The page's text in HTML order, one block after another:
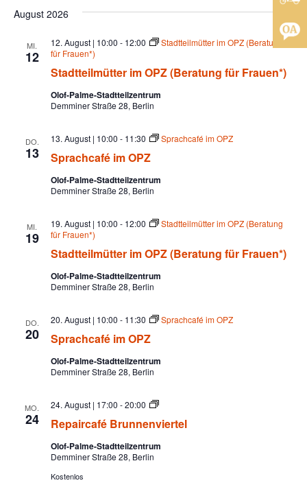
e
a
August 2026
MI.
12
Stadtteilmütter im OPZ (Beratung für Frauen*)
12. August | 10:00 - 12:00
Stadtteilmütter im OPZ (Beratung
für Frauen*)
Olof-Palme-Stadtteilzentrum
Demminer Straße 28, Berlin
DO.
13 Sprachcafé im OPZ
13. August | 10:00 - 11:30 Sprachcafé im OPZ
Olof-Palme-Stadtteilzentrum
Demminer Straße 28, Berlin
MI.
19
Stadtteilmütter im OPZ (Beratung für Frauen*)
19. August | 10:00 - 12:00
Stadtteilmütter im OPZ (Beratung
für Frauen*)
Olof-Palme-Stadtteilzentrum
Demminer Straße 28, Berlin
DO.
20 Sprachcafé im OPZ
20. August | 10:00 - 11:30 Sprachcafé im OPZ
Olof-Palme-Stadtteilzentrum
Demminer Straße 28, Berlin
MO.
24 Repaircafé Brunnenviertel
24. August | 17:00 -20:00
R
p
i
Olof-Palme-Stadtteilzentrum
Demminer Straße 28, Berlin
Kostenlos